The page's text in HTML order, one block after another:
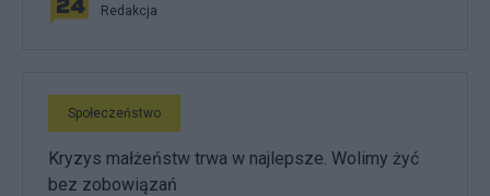
Redakcja
Społeczeństwo
Kryzys małżeństw trwa w najlepsze. Wolimy żyć
bez zobowiązań